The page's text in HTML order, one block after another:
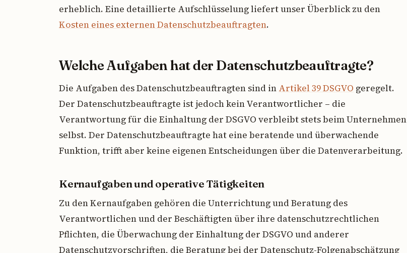
erheblich. Eine detaillierte Aufschlüsselung liefert unser Überblick zu den
Kosten eines externen Datenschutzbeauftragten.
Welche Aufgaben hat der Datenschutzbeauftragte?
Die Aufgaben des Datenschutzbeauftragten sind in Artikel 39 DSGVO geregelt.
Der Datenschutzbeauftragte ist jedoch kein Verantwortlicher – die
Verantwortung für die Einhaltung der DSGVO verbleibt stets beim Unternehmen
selbst. Der Datenschutzbeauftragte hat eine beratende und überwachende
Funktion, trifft aber keine eigenen Entscheidungen über die Datenverarbeitung.
Kernaufgaben und operative Tätigkeiten
Zu den Kernaufgaben gehören die Unterrichtung und Beratung des
Verantwortlichen und der Beschäftigten über ihre datenschutzrechtlichen
Pflichten, die Überwachung der Einhaltung der DSGVO und anderer
Datenschutzvorschriften, die Beratung bei der Datenschutz-Folgenabschätzung